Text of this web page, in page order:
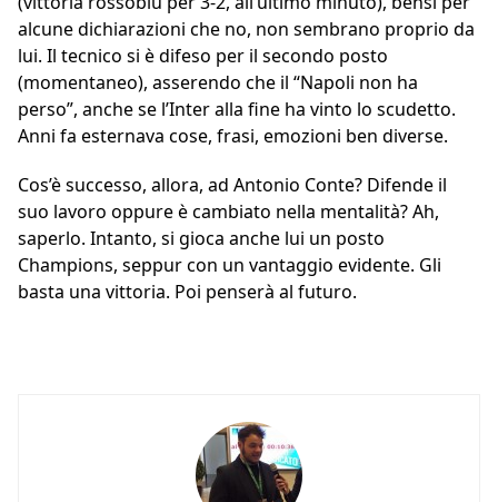
alcune dichiarazioni che no, non sembrano proprio da
lui. Il tecnico si è difeso per il secondo posto
(momentaneo), asserendo che il “Napoli non ha
perso”, anche se l’Inter alla fine ha vinto lo scudetto.
Anni fa esternava cose, frasi, emozioni ben diverse.
Cos’è successo, allora, ad Antonio Conte? Difende il
suo lavoro oppure è cambiato nella mentalità? Ah,
saperlo. Intanto, si gioca anche lui un posto
Champions, seppur con un vantaggio evidente. Gli
basta una vittoria. Poi penserà al futuro.